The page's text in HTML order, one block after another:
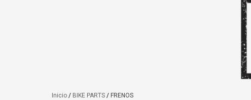
Inicio / BIKE PARTS / FRENOS